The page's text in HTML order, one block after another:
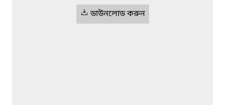
ডাউনলোড করুন